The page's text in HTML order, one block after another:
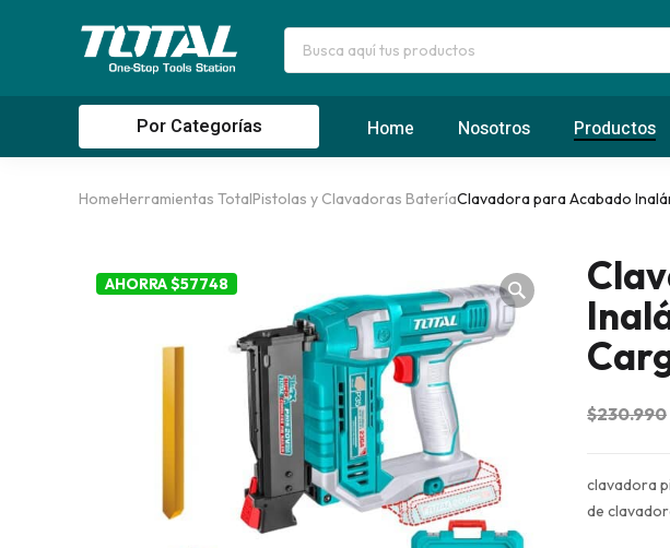
Por Categorías Home Nosotros Productos
HomeHerramientas TotalPistolas y Clavadoras BateríaClavadora para Acabado
AHORRA $57748
$230.990
clavadora
de